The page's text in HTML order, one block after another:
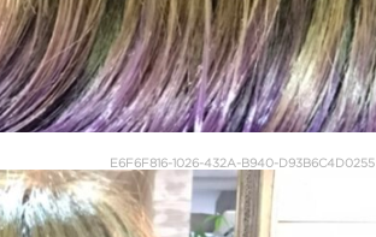
E6F6F816-1026-432A-B940-D93B6C4D0255